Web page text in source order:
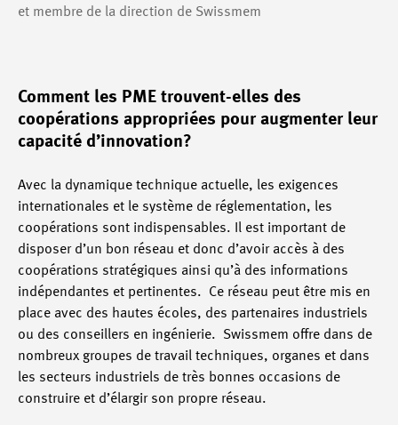
et membre de la direction de Swissmem
Comment les PME trouvent-elles des
coopérations appropriées pour augmenter leur
capacité d’innovation?
Avec la dynamique technique actuelle, les exigences
internationales et le système de réglementation, les
coopérations sont indispensables. Il est important de
disposer d’un bon réseau et donc d’avoir accès à des
coopérations stratégiques ainsi qu’à des informations
indépendantes et pertinentes. Ce réseau peut être mis en
place avec des hautes écoles, des partenaires industriels
ou des conseillers en ingénierie. Swissmem offre dans de
nombreux groupes de travail techniques, organes et dans
les secteurs industriels de très bonnes occasions de
construire et d’élargir son propre réseau.